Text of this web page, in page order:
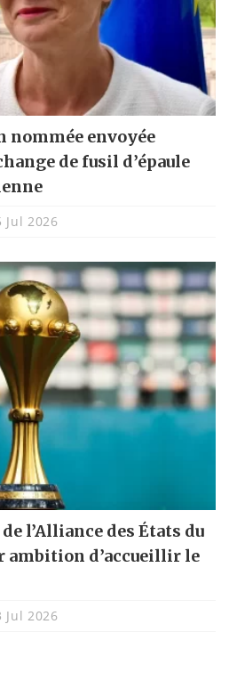
envoyée
de fusil d’épaule
Jul 2026
l’Alliance des États du
ambition d’accueillir le
Jul 2026